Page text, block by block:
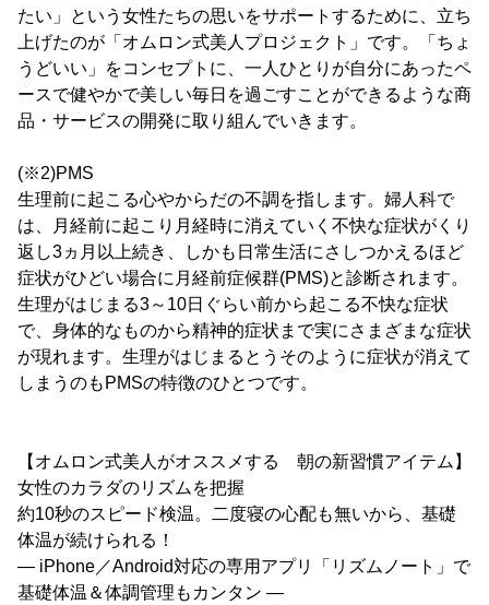
たい」という女性たちの思いをサポートするために、立ち
上げたのが「オムロン式美人プロジェクト」です。「ちょ
うどいい」をコンセプトに、一人ひとりが自分にあったペ
ースで健やかで美しい毎日を過ごすことができるような商
品・サービスの開発に取り組んでいきます。
(※2)PMS
生理前に起こる心やからだの不調を指します。婦人科で
は、月経前に起こり月経時に消えていく不快な症状がくり
返し3ヵ月以上続き、しかも日常生活にさしつかえるほど
症状がひどい場合に月経前症候群(PMS)と診断されます。
生理がはじまる3～10日ぐらい前から起こる不快な症状
で、身体的なものから精神的症状まで実にさまざまな症状
が現れます。生理がはじまるとうそのように症状が消えて
しまうのもPMSの特徴のひとつです。
【オムロン式美人がオススメする 朝の新習慣アイテム】
女性のカラダのリズムを把握
約10秒のスピード検温。二度寝の心配も無いから、基礎
体温が続けられる！
― iPhone／Android対応の専用アプリ「リズムノート」で
基礎体温＆体調管理もカンタン ―